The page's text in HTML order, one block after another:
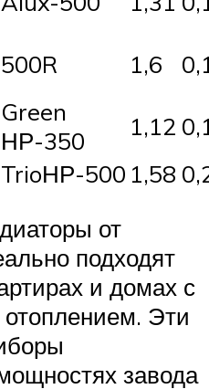
500R 1,6
Green
НР-350
1,12
TrioНР-500 1,58
от
подходят
и домах с
Эти
завода